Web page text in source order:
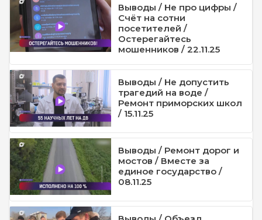
Выводы / Не про цифры /
Счёт на сотни
посетителей /
Остерегайтесь
мошенников / 22.11.25
Выводы / Не допустить
трагедий на воде /
Ремонт приморских школ
/ 15.11.25
Выводы / Ремонт дорог и
мостов / Вместе за
единое государство /
08.11.25